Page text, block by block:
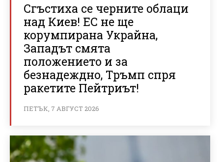
Сгъстиха се черните облаци
над Киев! ЕС не ще
корумпирана Украйна,
Западът смята
положението и за
безнадеждно, Тръмп спря
ракетите Пейтриът!
ПЕТЪК, 7 АВГУСТ 2026